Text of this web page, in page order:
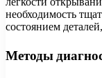
необходимость
состоянием
Методы